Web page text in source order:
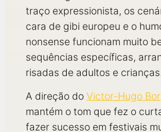
traço expressionista, os
cara de gibi europeu e o
nonsense funcionam muito
sequências específicas,
risadas de adultos e
A direção do Victor-Hugo
mantém o tom que fez o
fazer sucesso em festivais